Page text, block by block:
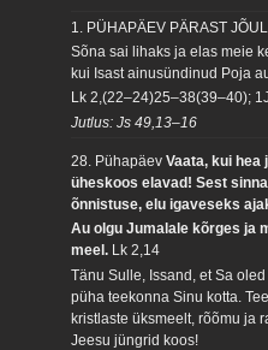
1. PÜHAPÄEV PÄRAST
Sõna sai lihaks ja elas meie
kui Isast ainusündinud Poja
Lk 2,(22–24)25–38(39–40);
Jutlus: Js 49,13–16
28. PühapäevVaata, kui hea
üheskoos elavad! Sest
õnnistuse, elu igaveseks
Au olgu Jumalale kõrges ja
meel. Lk 2,14
Tänu Sulle, Issand, et Sa
püha teekonna Sinu kotta.
kristlaste üksmeelt, rõõmu ja
Jeesu jüngrid koos!